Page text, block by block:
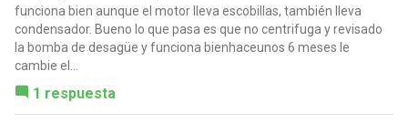
funciona bien aunque el motor lleva escobillas, también lleva
condensador. Bueno lo que pasa es que no centrifuga y revisado
la bomba de desagüe y funciona bienhaceunos 6 meses le
cambie el...
1 respuesta